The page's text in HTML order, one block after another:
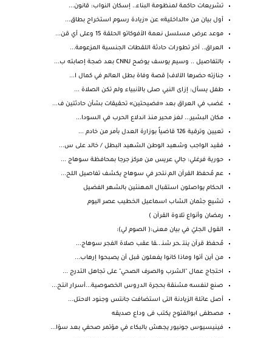
تشريعات حاكمة لمنظومة البناء.. إسكان النواب: قانون...
أول بيان من «الداخلية» عن «زيادة رسوم استخراج بطاق...
موعد عرض مسلسل نعمة الأفوكاتو الحلقة 15 وعلى أي قن...
العراق.. آخر تطورات حادثة اللقطات الجنسية المزعومة...
بالتفاصيل .. وسيم يوسف يوضح لـCNN بعد ضجة إصابته ب...
جنازته حضرها الآلاف| قصة وفاة بطل العالم في كمال ا...
طفل يسأل: إزاى النبي صلى بالأنبياء ولم تكن الصلاة ...
غضب في العراق بعد «فضيحتين» تحقيقات بشأن حادثتين ف...
مكان البشير... لغز محير منذ اندلاع الحرب في السودا...
تعيين وترقية 126 قاضياً بوزارة العدل بأمر من خادم ...
فقيد الواجب وشهيد الوطن الشهيد البطل / خالد على س...
حورية فرغلي: جالي عريس من مركز جرجا بمحافظة سوهاج ...
عم مُحفظ القرآن الم.نتحر في سوهاج يكشف تفاصيل اللح...
الحكام يواصلون استقبال المهنئين بالشهر الفضيل
تشيع جثمان الشاب اسماعيل الخطيب عصر اليوم
رمضان وأنواع تلاوة القرآن )
القول الجليّ في بيان معنى:( الصوم لي):
مُحفظ قرآن ينتـ ـحر شنـ ـ ـقا عقب صلاة الفجر سوهاج...
من أين أتوا وماذا كانوا يفعلون قبل أن يصبحوا إرهاب...
احتجاج عمال "الشرب والصرف الصحي" على تجاهل التدرج ...
صنع لنفسه مشنقة بحجرة الدروس الخصوصية...أسرار انتح...
أصل عائلة الزيادنة التى استضافت جانتس وجنود الاحتل...
مصطفى ابوالفتوح يكتب فى وداع صديقه
فينيسيوس جونيور يجهش بالبكاء في مؤتمر صحفي بعد سؤا...